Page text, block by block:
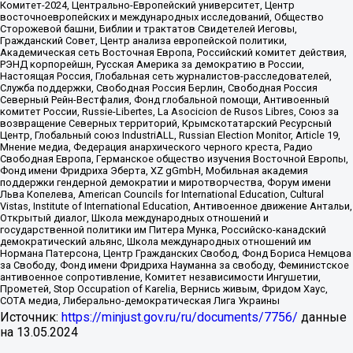
Комитет-2024, Центрально-Европейский университет, Центр
восточноевропейских и международных исследований, Общество
Сторожевой башни, Библии и трактатов Свидетелей Иеговы,
Гражданский Совет, Центр анализа европейской политики,
Академическая сеть Восточная Европа, Российский комитет действия,
РЭНД корпорейшн, Русская Америка за демократию в России,
Настоящая Россия, Глобальная сеть журналистов-расследователей,
Служба поддержки, Свободная Россия Берлин, Свободная Россия
Северный Рейн-Вестфалия, Фонд глобальной помощи, Антивоенный
комитет России, Russie-Libertes, La Asocicion de Rusos Libres, Союз за
возвращение Северных территорий, Крымскотатарский Ресурсный
Центр, Глобальный союз IndustriALL, Russian Election Monitor, Article 19,
Мнение медиа, Федерация анархического черного креста, Радио
Свободная Европа, Германское общество изучения Восточной Европы,
Фонд имени Фридриха Эберта, XZ gGmbH, Мобильная академия
поддержки гендерной демократии и миротворчества, Форум имени
Льва Копелева, American Councils for International Education, Cultural
Vistas, Institute of International Education, Антивоенное движение Антальи,
Открытый диалог, Школа международных отношений и
государственной политики им Питера Мунка, Российско-канадский
демократический альянс, Школа международных отношений им
Нормана Патерсона, Центр Гражданских Свобод, Фонд Бориса Немцова
за Свободу, Фонд имени Фридриха Науманна за свободу, Феминистское
антивоенное сопротивление, Комитет независимости Ингушетии,
Прометей, Stop Occupation of Karelia, Вернись живым, Фридом Хаус,
СОТА медиа, Либерально-демократическая Лига Украины
Источник: https://minjust.gov.ru/ru/documents/7756/ данные
на 13.05.2024